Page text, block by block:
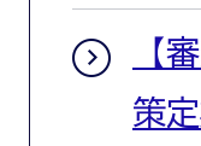
【
策